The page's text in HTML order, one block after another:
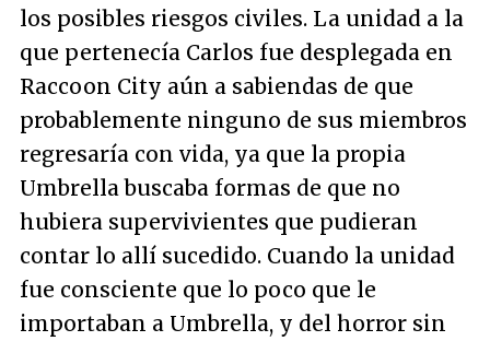
los posibles riesgos civiles. La unidad a la
que pertenecía Carlos fue desplegada en
Raccoon City aún a sabiendas de que
probablemente ninguno de sus miembros
regresaría con vida, ya que la propia
Umbrella buscaba formas de que no
hubiera supervivientes que pudieran
contar lo allí sucedido. Cuando la unidad
fue consciente que lo poco que le
importaban a Umbrella, y del horror sin